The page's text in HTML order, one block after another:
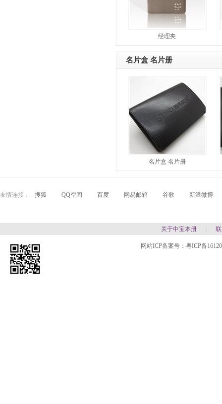
经理夹
名片盒 名片册
名片盒 名片册
友情连接： 搜狐 QQ空间 百度 网易邮箱 谷歌 新浪微博
关于中宝本册
网站ICP备案号： 粤ICP备